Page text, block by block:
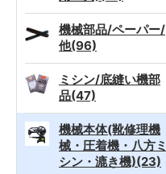
機械部品/ペーパー/
他(96)
ミシン/底縫い機部
品(47)
機械本体(靴修理機
械・圧着機・八方ミ
シン・漉き機)(23)